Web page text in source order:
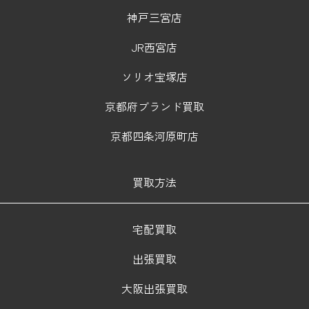
神戸三宮店
JR西宮店
ソリオ宝塚店
京都府ブランド買取
京都四条河原町店
買取方法
宅配買取
出張買取
大阪出張買取